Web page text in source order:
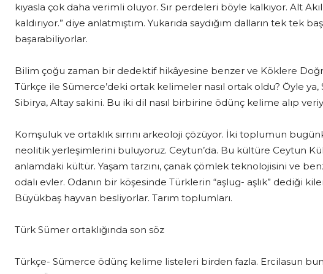
kıyasla çok daha verimli oluyor. Sır perdeleri böyle kalkıyor. Alt
kaldırıyor.” diye anlatmıştım. Yukarıda saydığım dalların tek tek
başarabiliyorlar.
Bilim çoğu zaman bir dedektif hikâyesine benzer ve Köklere
Türkçe ile Sümerce’deki ortak kelimeler nasıl ortak oldu? Öyle
Sibirya, Altay sakini. Bu iki dil nasıl birbirine ödünç kelime alıp
Komşuluk ve ortaklık sırrını arkeoloji çözüyor. İki toplumun
neolitik yerleşimlerini buluyoruz. Ceytun’da. Bu kültüre Ceytun
anlamdaki kültür. Yaşam tarzını, çanak çömlek teknolojisini ve
odalı evler. Odanın bir köşesinde Türklerin “aşlug- aşlık” dediği
Büyükbaş hayvan besliyorlar. Tarım toplumları.
Türk Sümer ortaklığında son söz
Türkçe- Sümerce ödünç kelime listeleri birden fazla. Ercilasun